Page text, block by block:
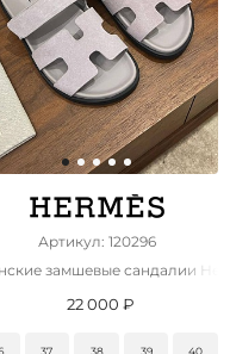
premium
Артикул: 120296
замшевые сандалии
22 000 ₽
37 38 39 40